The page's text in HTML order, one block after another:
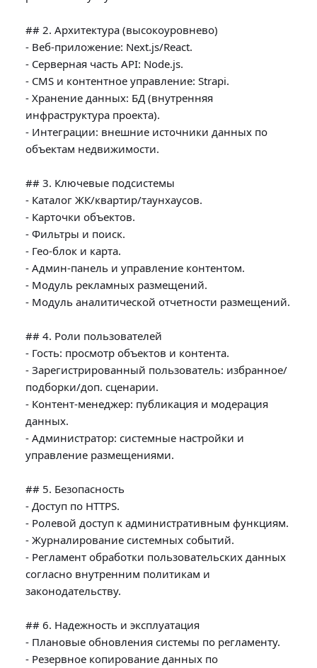
## 2. Архитектура (высокоуровнево)
- Веб-приложение: Next.js/React.
- Серверная часть API: Node.js.
- CMS и контентное управление: Strapi.
- Хранение данных: БД (внутренняя
инфраструктура проекта).
- Интеграции: внешние источники данных по
объектам недвижимости.
## 3. Ключевые подсистемы
- Каталог ЖК/квартир/таунхаусов.
- Карточки объектов.
- Фильтры и поиск.
- Гео-блок и карта.
- Админ-панель и управление контентом.
- Модуль рекламных размещений.
- Модуль аналитической отчетности размещений.
## 4. Роли пользователей
- Гость: просмотр объектов и контента.
- Зарегистрированный пользователь: избранное/
подборки/доп. сценарии.
- Контент-менеджер: публикация и модерация
данных.
- Администратор: системные настройки и
управление размещениями.
## 5. Безопасность
- Доступ по HTTPS.
- Ролевой доступ к административным функциям.
- Журналирование системных событий.
- Регламент обработки пользовательских данных
согласно внутренним политикам и
законодательству.
## 6. Надежность и эксплуатация
- Плановые обновления системы по регламенту.
- Резервное копирование данных по